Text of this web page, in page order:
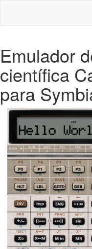
Emulador
científica
para